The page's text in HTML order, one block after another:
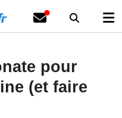
pour
(et faire